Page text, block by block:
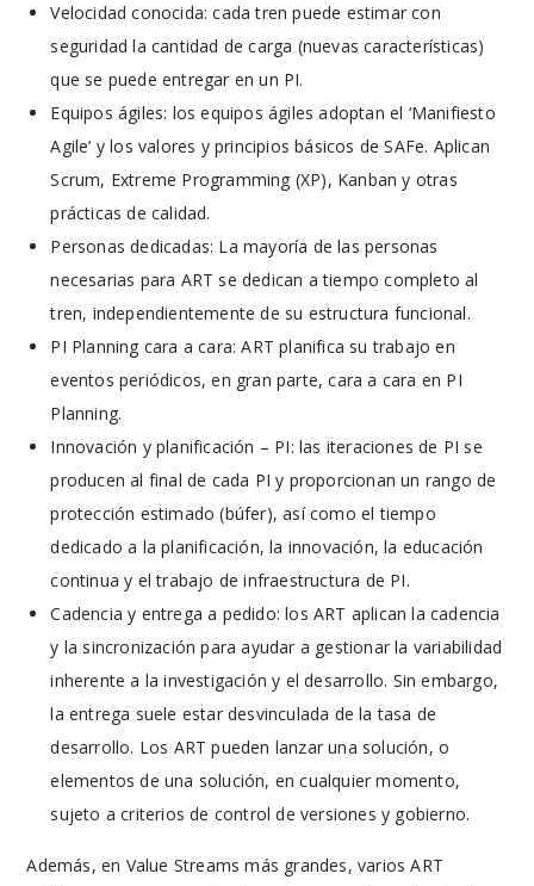
Velocidad conocida: cada tren puede estimar con
seguridad la cantidad de carga (nuevas características)
que se puede entregar en un PI.
Equipos ágiles: los equipos ágiles adoptan el ‘Manifiesto
Agile’ y los valores y principios básicos de SAFe. Aplican
Scrum, Extreme Programming (XP), Kanban y otras
prácticas de calidad.
Personas dedicadas: La mayoría de las personas
necesarias para ART se dedican a tiempo completo al
tren, independientemente de su estructura funcional.
PI Planning cara a cara: ART planifica su trabajo en
eventos periódicos, en gran parte, cara a cara en PI
Planning.
Innovación y planificación – PI: las iteraciones de PI se
producen al final de cada PI y proporcionan un rango de
protección estimado (búfer), así como el tiempo
dedicado a la planificación, la innovación, la educación
continua y el trabajo de infraestructura de PI.
Cadencia y entrega a pedido: los ART aplican la cadencia
y la sincronización para ayudar a gestionar la variabilidad
inherente a la investigación y el desarrollo. Sin embargo,
la entrega suele estar desvinculada de la tasa de
desarrollo. Los ART pueden lanzar una solución, o
elementos de una solución, en cualquier momento,
sujeto a criterios de control de versiones y gobierno.
Además, en Value Streams más grandes, varios ART